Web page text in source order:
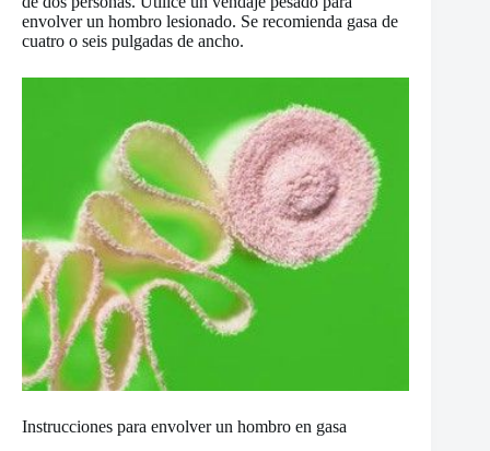
envolver un hombro lesionado. Se recomienda gasa de
cuatro o seis pulgadas de ancho.
Instrucciones para envolver un hombro en gasa